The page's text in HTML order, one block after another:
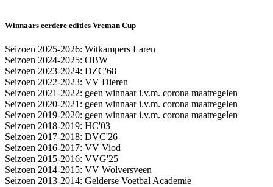
Winnaars eerdere edities Vreman Cup
Seizoen 2025-2026: Witkampers Laren
Seizoen 2024-2025: OBW
Seizoen 2023-2024: DZC'68
Seizoen 2022-2023: VV Dieren
Seizoen 2021-2022: geen winnaar i.v.m. corona maatregelen
Seizoen 2020-2021: geen winnaar i.v.m. corona maatregelen
Seizoen 2019-2020: geen winnaar i.v.m. corona maatregelen
Seizoen 2018-2019: HC'03
Seizoen 2017-2018: DVC'26
Seizoen 2016-2017: VV Viod
Seizoen 2015-2016: VVG'25
Seizoen 2014-2015: VV Wolversveen
Seizoen 2013-2014: Gelderse Voetbal Academie